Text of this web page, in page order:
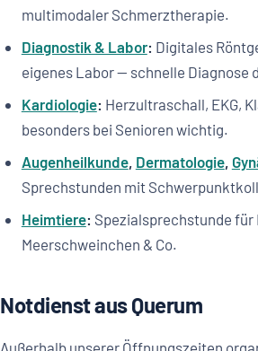
multimodaler Schmerztherapie.
Diagnostik & Labor: Digitales
eigenes Labor — schnelle Diagnose
Kardiologie: Herzultraschall, EKG,
besonders bei Senioren wichtig.
Augenheilkunde, Dermatologie,
Sprechstunden mit
Heimtiere: Spezialsprechstunde für
Meerschweinchen & Co.
Notdienst aus Querum